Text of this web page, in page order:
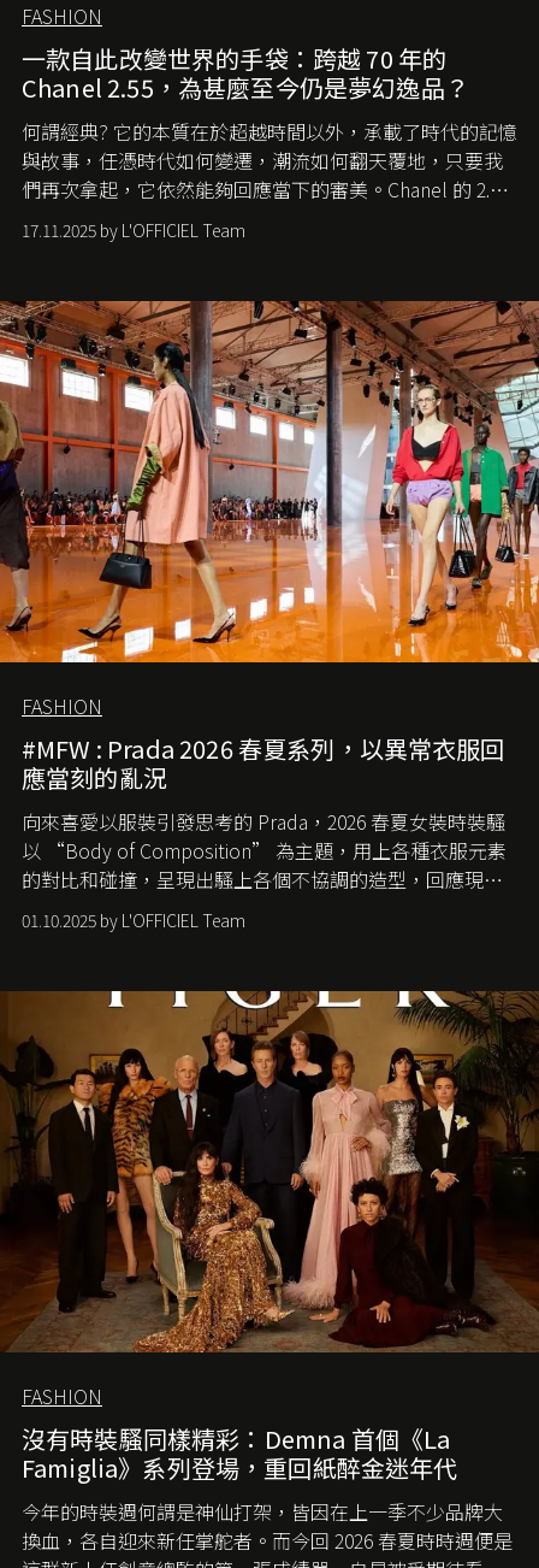
FASHION
一款自此改變世界的手袋：跨越 70 年的
Chanel 2.55，為甚麼至今仍是夢幻逸品？
何謂經典? 它的本質在於超越時間以外，承載了時代的記憶
與故事，任憑時代如何變遷，潮流如何翻天覆地，只要我
們再次拿起，它依然能夠回應當下的審美。Chanel 的 2.55
手袋更是這樣存在，自問世至今，一直有着舉足輕重的地
位。如果說每個女生的第一個夢想手袋是 Chanel，那 2.55
愛它的雋永與優雅。那麼這個手袋是怎麼誕生的呢？又為
甚麼取名叫 2.55 ？今天就由《L'Officiel HK》帶你穿越流金
歲月，回顧 2.55 的誕生故事。
17.11.2025 by L'OFFICIEL Team
FASHION
#MFW : Prada 2026 春夏系列，以異常衣服回
應當刻的亂況
向來喜愛以服裝引發思考的 Prada，2026 春夏女裝時裝騷
以 “Body of Composition” 為主題，用上各種衣服元素
的對比和碰撞，呈現出騷上各個不協調的造型，回應現今
社會各種資訊、文化超載的現象。
01.10.2025 by L'OFFICIEL Team
FASHION
沒有時裝騷同樣精彩：Demna 首個《La
Famiglia》系列登場，重回紙醉金迷年代
今年的時裝週何謂是神仙打架，皆因在上一季不少品牌大
換血，各自迎來新任掌舵者。而今回 2026 春夏時時週便是